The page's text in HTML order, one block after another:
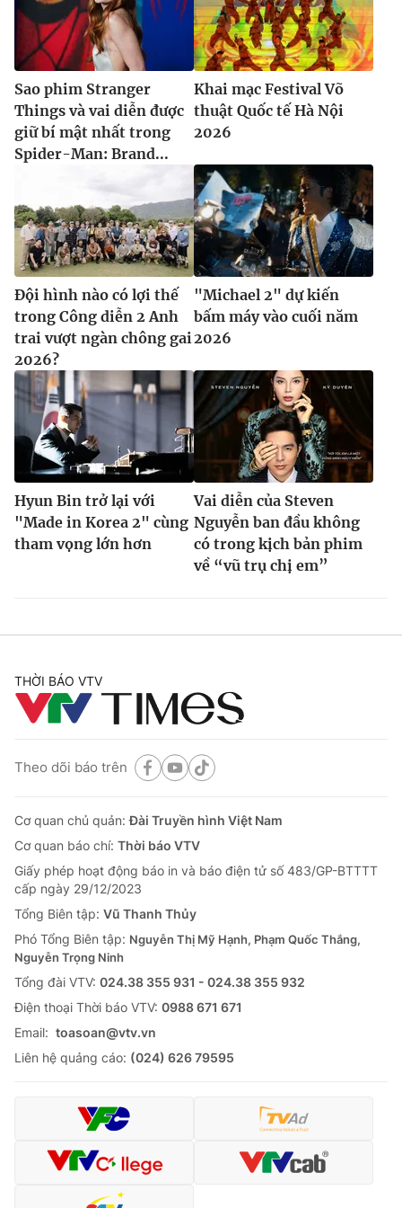
Sao phim Stranger
Things và vai diễn được
giữ bí mật nhất trong
Spider-Man: Brand...
Khai mạc Festival Võ
thuật Quốc tế Hà Nội
2026
Đội hình nào có lợi thế
trong Công diễn 2 Anh
trai vượt ngàn chông gai
2026?
"Michael 2" dự kiến
bấm máy vào cuối năm
2026
Hyun Bin trở lại với
"Made in Korea 2" cùng
tham vọng lớn hơn
Vai diễn của Steven
Nguyễn ban đầu không
có trong kịch bản phim
về “vũ trụ chị em”
THỜI BÁO VTV
Theo dõi báo trên
Cơ quan chủ quản:Đài Truyền hình Việt Nam
Cơ quan báo chí: Thời báo VTV
Giấy phép hoạt động báo in và báo điện tử số 483/GP-BTTTT
cấp ngày 29/12/2023
Tổng Biên tập: Vũ Thanh Thủy
Phó Tổng Biên tập: Nguyễn Thị Mỹ Hạnh, Phạm Quốc Thắng,
Nguyễn Trọng Ninh
Tổng đài VTV: 024.38 355 931 - 024.38 355 932
Ðiện thoại Thời báo VTV: 0988 671 671
Email: toasoan@vtv.vn
Liên hệ quảng cáo: (024) 626 79595